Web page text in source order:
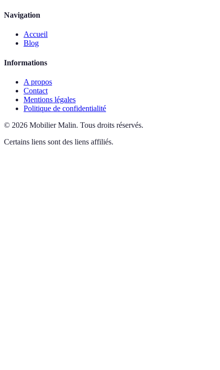
Navigation
Accueil
Blog
Informations
A propos
Contact
Mentions légales
Politique de confidentialité
© 2026 Mobilier Malin. Tous droits réservés.
Certains liens sont des liens affiliés.